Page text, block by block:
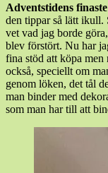
20163
december,
2016
Adventstidens
den tippar så lätt ikull.
vet vad jag borde
blev förstört. Nu har
fina stöd att köpa
också, speciellt om
genom löken, det tål
man binder med
som man har till att